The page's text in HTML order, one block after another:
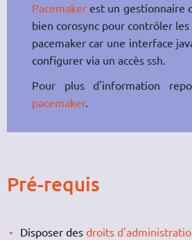
Pacemakerest un gestionnaire
bien corosync pour contrôler
pacemaker car une interface
configurer via un accès ssh.
Pour plus d'information
pacemaker.
Pré-requis
Disposer desdroits